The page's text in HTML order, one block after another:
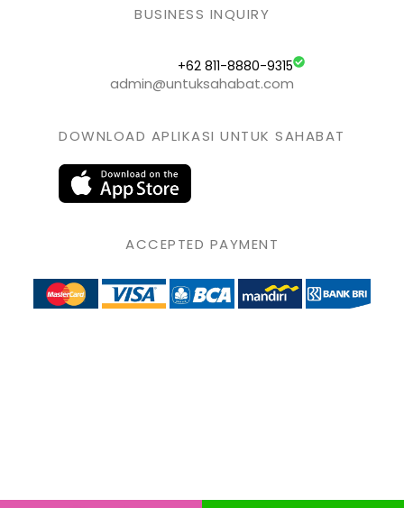
BUSINESS INQUIRY
+62 811-8880-9315
admin@untuksahabat.com
DOWNLOAD APLIKASI UNTUK SAHABAT
ACCEPTED PAYMENT